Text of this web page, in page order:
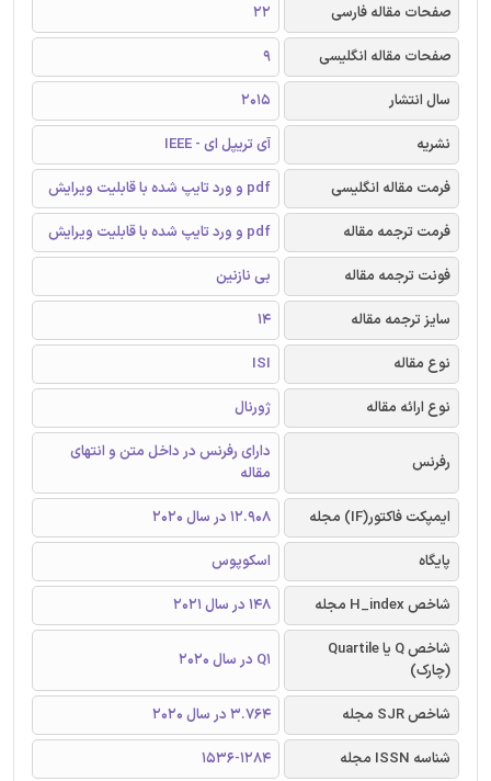
صفحات مقاله فارسی
22
صفحات مقاله انگلیسی
9
سال انتشار
2015
نشریه
آی تریپل ای - IEEE
فرمت مقاله انگلیسی
pdf و ورد تایپ شده با قابلیت ویرایش
فرمت ترجمه مقاله
pdf و ورد تایپ شده با قابلیت ویرایش
فونت ترجمه مقاله
بی نازنین
سایز ترجمه مقاله
14
نوع مقاله
ISI
نوع ارائه مقاله
ژورنال
رفرنس
دارای رفرنس در داخل متن و انتهای
مقاله
ایمپکت فاکتور(IF) مجله
12.908 در سال 2020
پایگاه
اسکوپوس
شاخص H_index مجله
148 در سال 2021
شاخص Q یا Quartile
(چارک)
Q1 در سال 2020
شاخص SJR مجله
3.764 در سال 2020
شناسه ISSN مجله
1536-1284